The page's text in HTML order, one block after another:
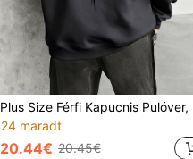
24 maradt
20.44€ 20.45€